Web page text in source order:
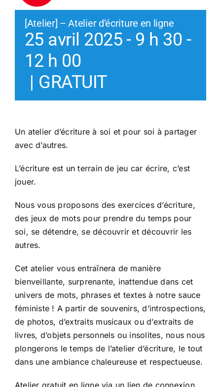
[Atelier] – Atelier d’écriture en ligne
25 avril 2025 - 9 h 30 -
12 h 00
| GRATUIT
Un atelier d’écriture à soi et pour soi à partager
avec d’autres.
L’écriture est un terrain de jeu car écrire, c’est
jouer.
Nous vous proposons des exercices d’écriture,
des jeux de mots pour prendre du temps pour
soi, se détendre, se découvrir et découvrir les
autres.
Cet atelier vous entraînera de manière
bienveillante, surprenante, inattendue dans cet
univers de mots, phrases et textes à notre sauce
féministe ! A partir de souvenirs, d’introspections,
de photos, d’extraits musicaux ou d’extraits de
livres, d’objets personnels ou insolites, nous nous
plongerons le temps de l’atelier d’écriture, le tout
dans une ambiance chaleureuse et respectueuse.
Atelier gratuit en ligne via un lien de connexion